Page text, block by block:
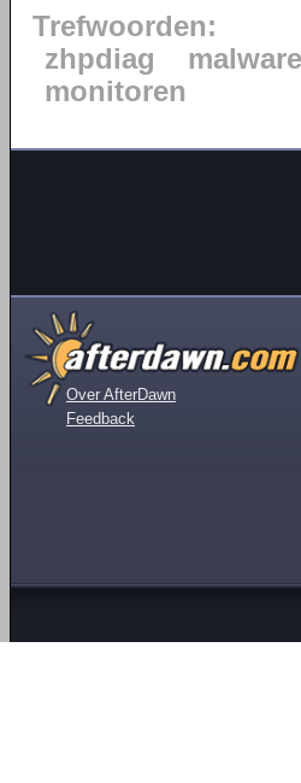
Trefwoorden:
zhpdiag
malware
monitoren
Over AfterDawn
Feedback